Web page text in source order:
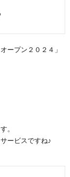
ープン２０２４」
。
ービスですね♪